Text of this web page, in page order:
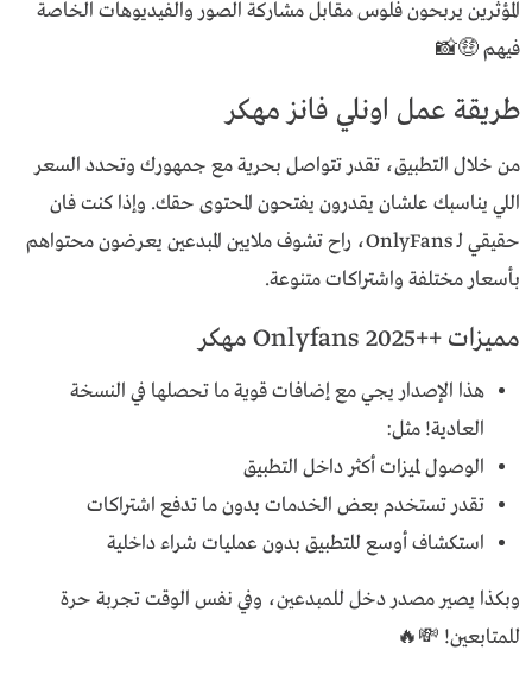
المؤثرين يربحون فلوس مقابل مشاركة الصور والفيديوهات الخاصة
فيهم 🤑📸
طريقة عمل اونلي فانز مهكر
من خلال التطبيق، تقدر تتواصل بحرية مع جمهورك وتحدد السعر
اللي يناسبك علشان يقدرون يفتحون المحتوى حقك. وإذا كنت فان
حقيقي لـ OnlyFans، راح تشوف ملايين المبدعين يعرضون محتواهم
بأسعار مختلفة واشتراكات متنوعة.
مميزات ++Onlyfans 2025 مهكر
هذا الإصدار يجي مع إضافات قوية ما تحصلها في النسخة
العادية! مثل:
الوصول لميزات أكثر داخل التطبيق
تقدر تستخدم بعض الخدمات بدون ما تدفع اشتراكات
استكشاف أوسع للتطبيق بدون عمليات شراء داخلية
وبكذا يصير مصدر دخل للمبدعين، وفي نفس الوقت تجربة حرة
للمتابعين! 💸🔥